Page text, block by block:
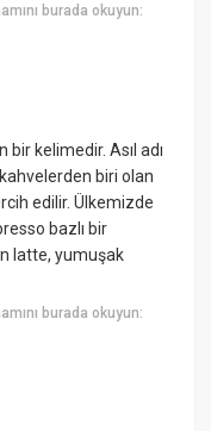
burada okuyun:
kelimedir. Asıl adı
biri olan
edilir. Ülkemizde
bazlı bir
latte, yumuşak
burada okuyun: